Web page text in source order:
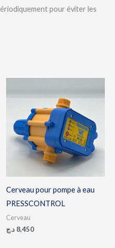
pour éviter les
Cerveau pour pompe à eau
PRESSCONTROL
Cerveau
8,450 د.ج